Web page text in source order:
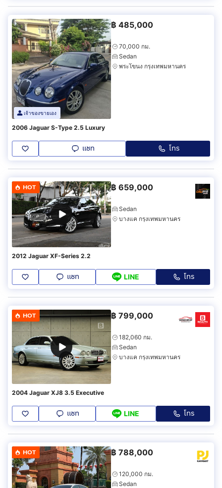
เจ้าของขายเอง
฿ 485,000
70,000 กม.
Sedan
พระโขนง กรุงเทพมหานคร
2006 Jaguar S-Type 2.5 Luxury
แชท โทร
HOT ฿ 659,000
Sedan
บางแค กรุงเทพมหานคร
2012 Jaguar XF-Series 2.2
แชท LINE โทร
HOT ฿ 799,000
182,060 กม.
Sedan
บางแค กรุงเทพมหานคร
2004 Jaguar XJ8 3.5 Executive
แชท LINE โทร
HOT ฿ 788,000
120,000 กม.
Sedan